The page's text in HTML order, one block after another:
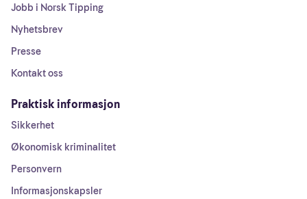
Jobb i Norsk Tipping
Nyhetsbrev
Presse
Kontakt oss
Praktisk informasjon
Sikkerhet
Økonomisk kriminalitet
Personvern
Informasjonskapsler